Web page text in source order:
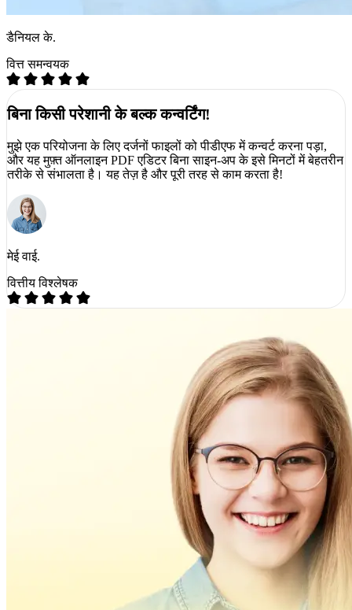
डैनियल के.
वित्त समन्वयक
बिना किसी परेशानी के बल्क कन्वर्टिंग!
मुझे एक परियोजना के लिए दर्जनों फाइलों को पीडीएफ में कन्वर्ट करना पड़ा,
और यह मुफ़्त ऑनलाइन PDF एडिटर बिना साइन-अप के इसे मिनटों में बेहतरीन
तरीके से संभालता है। यह तेज़ है और पूरी तरह से काम करता है!
मेई वाई.
वित्तीय विश्लेषक